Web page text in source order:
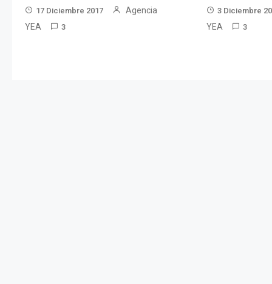
17 Diciembre 2017
Agencia
YEA
3
3 Diciembre
YEA
3